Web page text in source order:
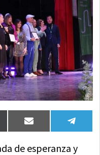
Compartir
en
Email
en
de esperanza y